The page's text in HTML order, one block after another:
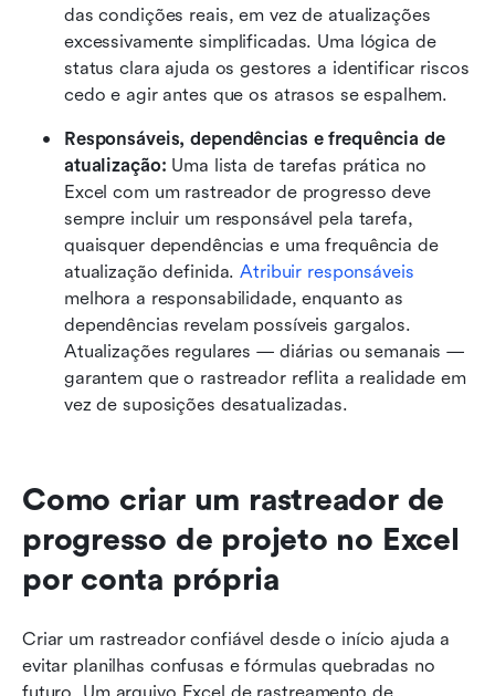
das condições reais, em vez de atualizações
excessivamente simplificadas. Uma lógica de
status clara ajuda os gestores a identificar riscos
cedo e agir antes que os atrasos se espalhem.
Responsáveis, dependências e frequência de
atualização: Uma lista de tarefas prática no
Excel com um rastreador de progresso deve
sempre incluir um responsável pela tarefa,
quaisquer dependências e uma frequência de
atualização definida. Atribuir responsáveis
melhora a responsabilidade, enquanto as
dependências revelam possíveis gargalos.
Atualizações regulares — diárias ou semanais —
garantem que o rastreador reflita a realidade em
vez de suposições desatualizadas.
Como criar um rastreador de
progresso de projeto no Excel
por conta própria
Criar um rastreador confiável desde o início ajuda a
evitar planilhas confusas e fórmulas quebradas no